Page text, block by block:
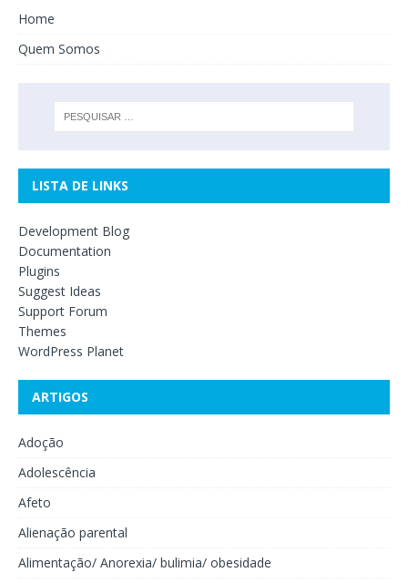
Home
Quem Somos
LISTA DE LINKS
Development Blog
Documentation
Plugins
Suggest Ideas
Support Forum
Themes
WordPress Planet
ARTIGOS
Adoção
Adolescência
Afeto
Alienação parental
Alimentação/ Anorexia/ bulimia/ obesidade